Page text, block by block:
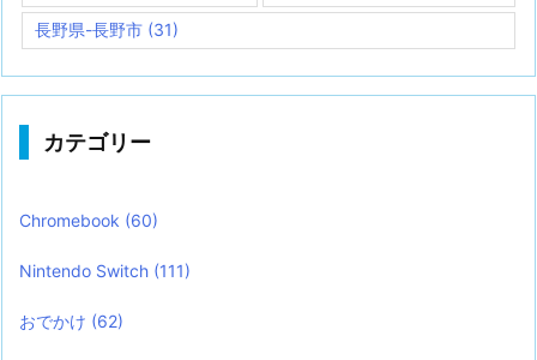
長野県-長野市 (31)
カテゴリー
Chromebook (60)
Nintendo Switch (111)
おでかけ (62)